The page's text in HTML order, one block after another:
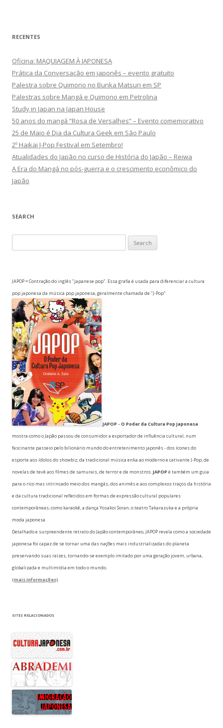
RECENTES
Oficina: MAQUIAGEM À JAPONESA
Prática da Conversação em japonês – evento gratuito
Palestra sobre Quimono no Bunka Matsuri em SP
Palestras sobre Mangá e Quimono em Petrolina
Study in Japan na Japan House
50 anos do mangá “Rosa de Versalhes” – Evento comemorativo
25 de Maio é Dia da Cultura Geek em São Paulo
2º Haikai J-Pop Festival em Setembro!
Atualidades do Japão no curso de História do Japão – Reiwa
A Era do Mangá no pós-guerra e o crescimento econômico do
Japão
SEARCH
for:
JAPOP = Contração do inglês "japanese pop". Essa grafia é usada para diferenciar a cultura
pop japonesa da música pop japonesa, geralmente chamada de "J-Pop".
JAPOP - O Poder da Cultura Pop Japonesa
mostra como o Japão passou de consumidor a exportador de influência cultural, num
fascinante passeio pelo bilionário mundo do entretenimento japonês - dos ícones do
esporte aos ídolos do showbiz; da tradicional música enka ao moderno e cativante J-Pop; de
novelas de tevê aos filmes de samurais, de terror e de monstros. JAPOP é também um guia
para o rico mas intrincado meio dos mangás, dos animês e aos complexos traços da história
e da cultura tradicional refletidos em formas de expressão cultural populares
contemporâneas, como karaokê, a dança Yosakoi Soran, o teatro Takarazuka e a própria
moda japonesa.
Detalhado e surpreendente retrato do Japão contemporâneo, JAPOP revela como a sociedade
japonesa foi capaz de se tornar uma das nações mais industrializadas do planeta
preservando suas raízes, tornando-se exemplo imitado por uma geração jovem, urbana,
globalizada e multimídia em todo o mundo.
(mais informações)
SITES RELACIONADOS